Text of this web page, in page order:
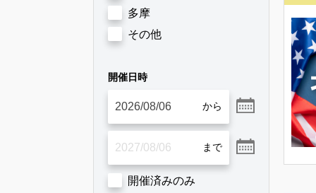
多摩
その他
開催日時
開催済みのみ